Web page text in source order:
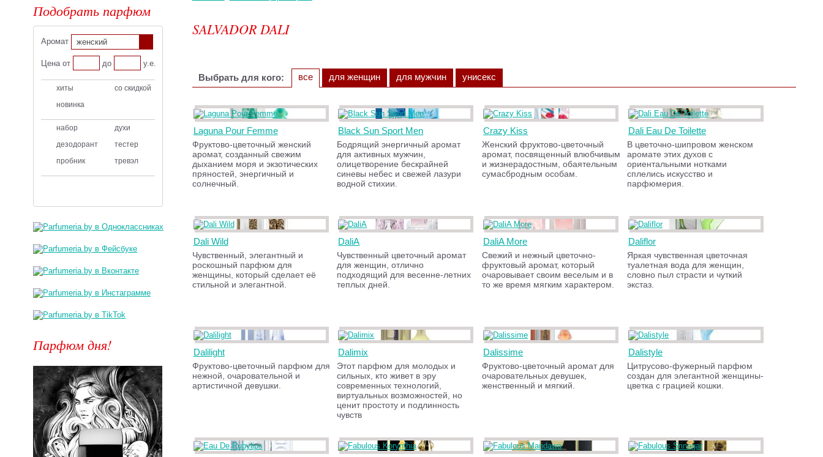
SALVADOR DALI
Выбрать для кого: все для женщин для мужчин унисекс
Laguna Pour Femme
Фруктово-цветочный женский
аромат, созданный свежим
дыханием моря и экзотических
пряностей, энергичный и
солнечный.
Black Sun Sport Men
Бодрящий энергичный аромат
для активных мужчин,
олицетворение бескрайней
синевы небес и свежей лазури
водной стихии.
Crazy Kiss
Женский фруктово-цветочный
аромат, посвященный влюбчивым
и жизнерадостным, обаятельным
сумасбродным особам.
Dali Eau De Toilette
В цветочно-шипровом женском
аромате этих духов с
ориентальными нотками
сплелись искусство и
парфюмерия.
Dali Wild
Чувственный, элегантный и
роскошный парфюм для
женщины, который сделает её
стильной и элегантной.
DaliA
Чувственный цветочный аромат
для женщин, отлично
подходящий для весенне-летних
теплых дней.
DaliA More
Свежий и нежный цветочно-
фруктовый аромат, который
очаровывает своим веселым и в
то же время мягким характером.
Daliflor
Яркая чувственная цветочная
туалетная вода для женщин,
словно пыл страсти и чуткий
экстаз.
Dalilight
Фруктово-цветочный парфюм для
нежной, оча­ровательной и
артисти­чной девушки.
Dalimix
Этот парфюм для молодых и
сильных, кто живет в эру
современных технологий,
виртуальных возможностей, но
ценит простоту и подлинность
чувств
Dalissime
Фруктово-цветочный аромат для
оча­ровательных девушек,
женственный и мягкий.
Dalistyle
Цитрусово-фужерный парфюм
создан для элегантной женщины-
цветка с грацией кошки.
Подобрать парфюм
Аромат женский
Цена от до у.е.
хиты
со скидкой
новинка
набор
духи
дезодорант
тестер
пробник
тревэл
Парфюм дня!